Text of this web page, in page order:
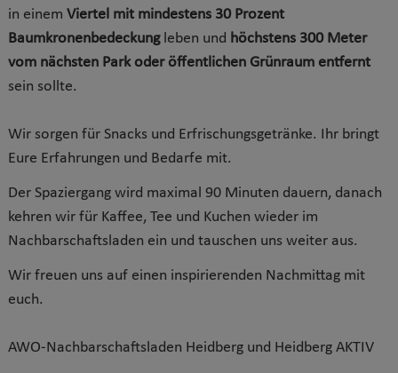
in einem Viertel mit mindestens 30 Prozent
Baumkronenbedeckungleben und höchstens 300 Meter
vom nächsten Park oder öffentlichen Grünraum entfernt
sein sollte.
Wir sorgen für Snacks und Erfrischungsgetränke. Ihr bringt
Eure Erfahrungen und Bedarfe mit.
Der Spaziergang wird maximal 90 Minuten dauern, danach
kehren wir für Kaffee, Tee und Kuchen wieder im
Nachbarschaftsladen ein und tauschen uns weiter aus.
Wir freuen uns auf einen inspirierenden Nachmittag mit
euch.
AWO-Nachbarschaftsladen Heidberg und Heidberg AKTIV